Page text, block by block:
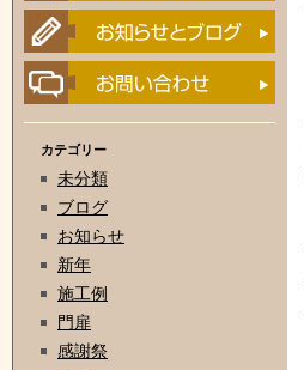
カテゴリー
未分類
ブログ
お知らせ
新年
施工例
門扉
感謝祭